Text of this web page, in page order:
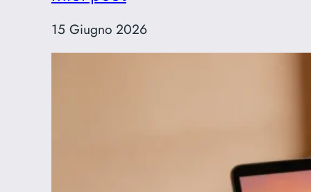
bellezza
15 Giugno 2026